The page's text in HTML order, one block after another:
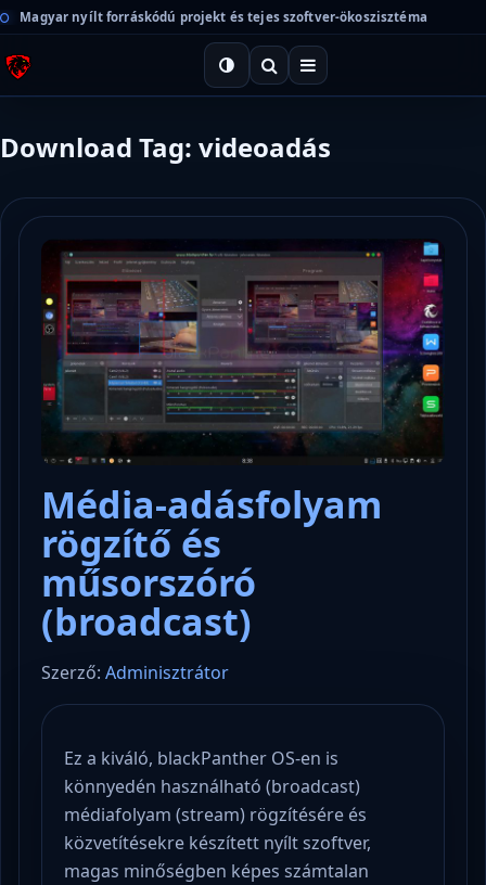
Magyar nyílt forráskódú projekt és tejes szoftver-ökoszisztéma
Download Tag: videoadás
Média-adásfolyam
rögzítő és
műsorszóró
(broadcast)
Szerző: Adminisztrátor
Ez a kiváló, blackPanther OS-en is
könnyedén használható (broadcast)
médiafolyam (stream) rögzítésére és
közvetítésekre készített nyílt szoftver,
magas minőségben képes számtalan